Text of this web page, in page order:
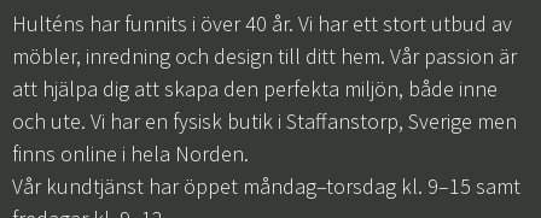
Hulténs har funnits i över 40 år. Vi har ett stort utbud av
möbler, inredning och design till ditt hem. Vår passion är
att hjälpa dig att skapa den perfekta miljön, både inne
och ute. Vi har en fysisk butik i Staffanstorp, Sverige men
finns online i hela Norden.
Vår kundtjänst har öppet måndag–torsdag kl. 9–15 samt